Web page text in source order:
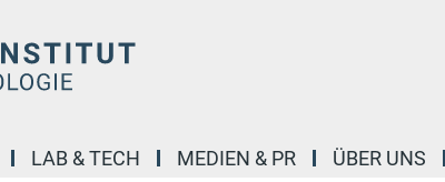
LAB & TECH MEDIEN & PR ÜBER UNS